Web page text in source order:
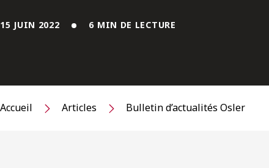
15 JUIN 2022 6 MIN DE LECTURE
Accueil Articles Bulletin d’actualités Osler